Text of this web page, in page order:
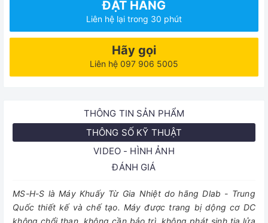
ĐẶT HÀNG
Liên hệ lại trong 30 phút
Hãy gọi
Liên hệ 097 906 5005
THÔNG TIN SẢN PHẨM
THÔNG SỐ KỸ THUẬT
VIDEO - HÌNH ẢNH
ĐÁNH GIÁ
MS-H-S là Máy Khuấy Từ Gia Nhiệt do hãng Dlab - Trung
Quốc thiết kế và chế tạo. Máy được trang bị dộng cơ DC
không chổi than, không cần bảo trì, không phát sinh tia lửa